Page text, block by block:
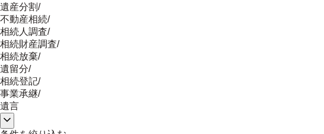
遺産分割/
不動産相続/
相続人調査/
相続財産調査/
相続放棄/
遺留分/
相続登記/
事業承継/
遺言